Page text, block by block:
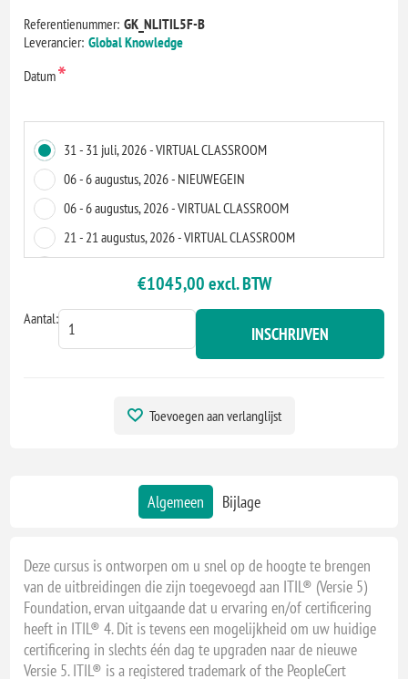
Referentienummer: GK_NLITIL5F-B
Leverancier: Global Knowledge
Datum*
31 - 31 juli, 2026 - VIRTUAL CLASSROOM
06 - 6 augustus, 2026 - NIEUWEGEIN
06 - 6 augustus, 2026 - VIRTUAL CLASSROOM
21 - 21 augustus, 2026 - VIRTUAL CLASSROOM
11 - 11 september, 2026 - NIEUWEGEIN
11 - 11 september, 2026 - VIRTUAL CLASSROOM
25 - 25 september, 2026 - VIRTUAL CLASSROOM
09 - 9 oktober, 2026 - VIRTUAL CLASSROOM
27 - 27 november, 2026 - VIRTUAL CLASSROOM
18 - 18 december, 2026 - VIRTUAL CLASSROOM
14 - 14 januari, 2027 - VIRTUAL CLASSROOM
25 - 25 februari, 2027 - NIEUWEGEIN
25 - 25 februari, 2027 - VIRTUAL CLASSROOM
15 - 15 maart, 2027 - VIRTUAL CLASSROOM
€1045,00 excl. BTW
Aantal:
INSCHRIJVEN
Toevoegen aan verlanglijst
Algemeen Bijlage
Deze cursus is ontworpen om u snel op de hoogte te brengen
van de uitbreidingen die zijn toegevoegd aan ITIL® (Versie 5)
Foundation, ervan uitgaande dat u ervaring en/of certificering
heeft in ITIL® 4. Dit is tevens een mogelijkheid om uw huidige
certificering in slechts één dag te upgraden naar de nieuwe
Versie 5. ITIL® is a registered trademark of the PeopleCert